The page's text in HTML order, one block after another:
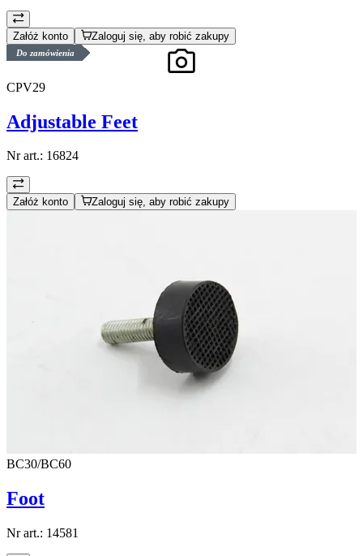
Załóż konto Zaloguj się, aby robić zakupy
Do zamówienia
CPV29
Adjustable Feet
Nr art.: 16824
Załóż konto Zaloguj się, aby robić zakupy
BC30/BC60
Foot
Nr art.: 14581